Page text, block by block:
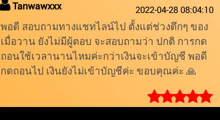
Tanwawxxx 2022-04-28 08:04:10
พอดี สอบถามทางแชทไลน์ไป ตั้งแต่ช่วงดึกๆ ของ
เมื่อวาน ยังไม่มีผู้ตอบ จะสอบถามว่า ปกติ การกด
ถอนใช้เวลานานไหมค่ะกว่าเงินจะเข้าบัญชี พอดี
กดถอนไป เงินยังไม่เข้าบัญชีค่ะ ขอบคุณค่ะ 🙏